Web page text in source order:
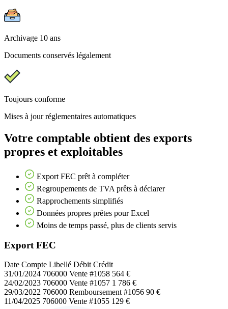
Archivage 10 ans
Documents conservés légalement
Toujours conforme
Mises à jour réglementaires automatiques
Votre comptable obtient des exports
propres et exploitables
Export FEC prêt à compléter
Regroupements de TVA prêts à déclarer
Rapprochements simplifiés
Données propres prêtes pour Excel
Moins de temps passé, plus de clients servis
Export FEC
Date Compte Libellé Débit Crédit
31/01/2024 706000 Vente #1058 564 €
24/02/2023 706000 Vente #1057 1 786 €
29/03/2022 706000 Remboursement #1056 90 €
11/04/2025 706000 Vente #1055 129 €